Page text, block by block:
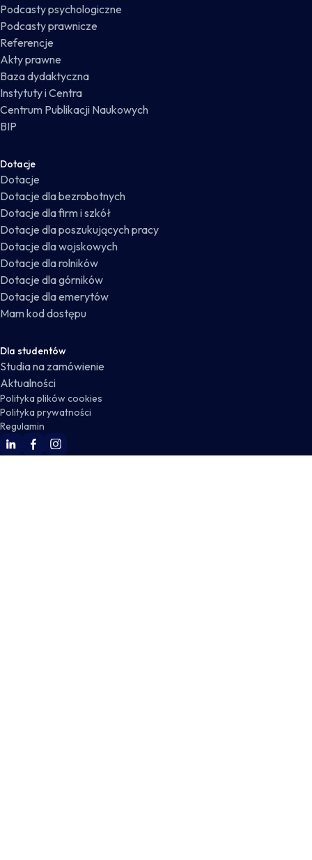
Podcasty psychologiczne
Podcasty prawnicze
Referencje
Akty prawne
Baza dydaktyczna
Instytuty i Centra
Centrum Publikacji Naukowych
BIP
Dotacje
Dotacje
Dotacje dla bezrobotnych
Dotacje dla firm i szkół
Dotacje dla poszukujących pracy
Dotacje dla wojskowych
Dotacje dla rolników
Dotacje dla górników
Dotacje dla emerytów
Mam kod dostępu
Dla studentów
Studia na zamówienie
Aktualności
Polityka plików cookies
Polityka prywatności
Regulamin
WSKZ Linkedin
WSKZ Facebook
WSKZ Instagram